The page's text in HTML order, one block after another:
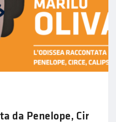
da Penelope, Cir